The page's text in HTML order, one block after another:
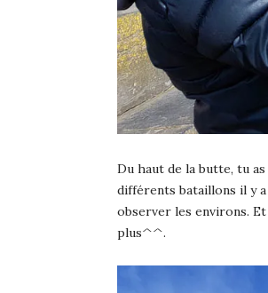
Du haut de la butte, tu
différents bataillons il y
observer les environs.
plus^^.